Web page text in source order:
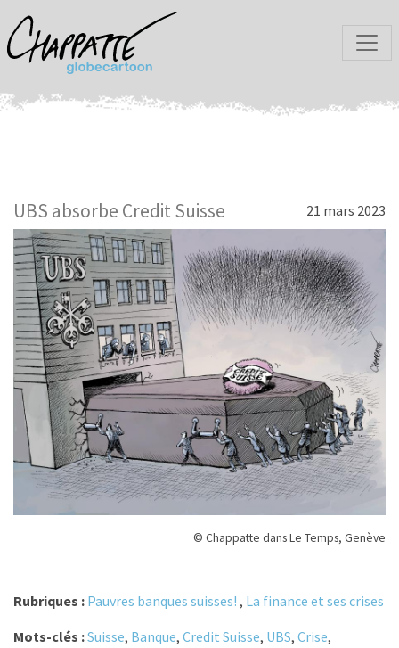
UBS absorbe Credit Suisse 21 mars 2023
© Chappatte dans Le Temps, Genève
Rubriques : Pauvres banques suisses! , La finance et ses crises
Mots-clés :Suisse, Banque, Credit Suisse, UBS, Crise,